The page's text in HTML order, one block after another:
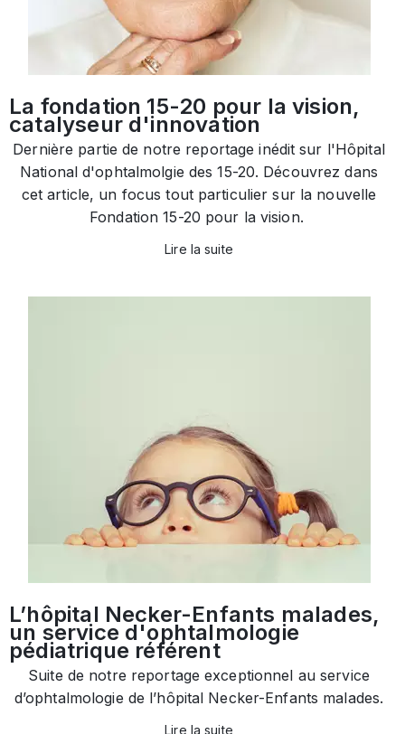
La fondation 15-20 pour la vision,
catalyseur d'innovation
Dernière partie de notre reportage inédit sur l'Hôpital
National d'ophtalmolgie des 15-20. Découvrez dans
cet article, un focus tout particulier sur la nouvelle
Fondation 15-20 pour la vision.
Lire la suite
L’hôpital Necker-Enfants malades,
un service d'ophtalmologie
pédiatrique référent
Suite de notre reportage exceptionnel au service
d’ophtalmologie de l’hôpital Necker-Enfants malades.
Lire la suite